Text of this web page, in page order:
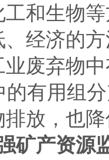
和生物
经济的
废弃物
有用组
放，也
矿产资源